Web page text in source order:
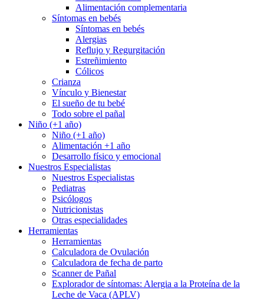
Alimentación complementaria
Síntomas en bebés
Síntomas en bebés
Alergias
Reflujo y Regurgitación
Estreñimiento
Cólicos
Crianza
Vínculo y Bienestar
El sueño de tu bebé
Todo sobre el pañal
Niño (+1 año)
Niño (+1 año)
Alimentación +1 año
Desarrollo físico y emocional
Nuestros Especialistas
Nuestros Especialistas
Pediatras
Psicólogos
Nutricionistas
Otras especialidades
Herramientas
Herramientas
Calculadora de Ovulación
Calculadora de fecha de parto
Scanner de Pañal
Explorador de síntomas: Alergia a la Proteína de la
Leche de Vaca (APLV)